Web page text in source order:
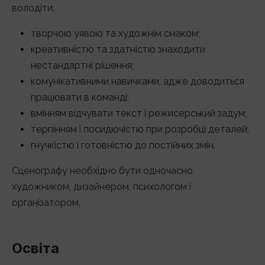
володіти:
творчою уявою та художнім смаком;
креативністю та здатністю знаходити
нестандартні рішення;
комунікативними навичками, адже доводиться
працювати в команді;
вмінням відчувати текст і режисерський задум;
терпінням і посидючістю при розробці деталей;
гнучкістю і готовністю до постійних змін.
Сценографу необхідно бути одночасно
художником, дизайнером, психологом і
організатором.
Освіта